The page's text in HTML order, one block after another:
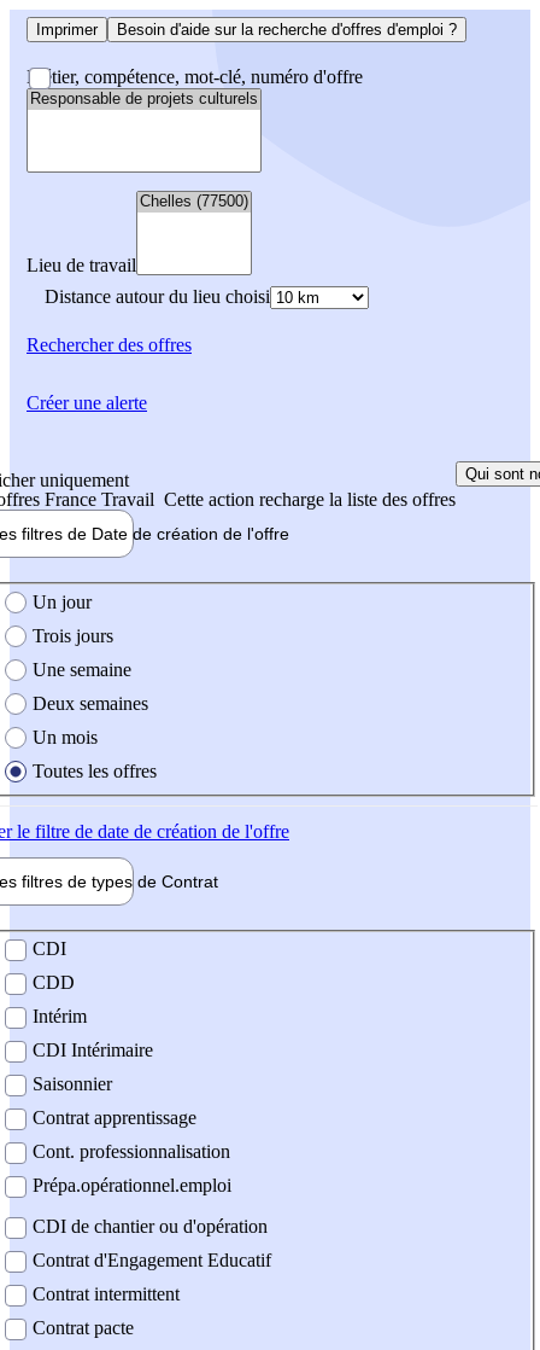
Imprimer Besoin d'aide sur la recherche d'offres d'emploi ?
Métier, compétence, mot-clé, numéro d'offre
Lieu de travail
Distance autour du lieu choisi
Rechercherdes offres
uniquement
France Travail Cette action recharge la liste des offres
Qui sont
filtres de Date de création de l'offre
création de l'offre
Un jour
Trois jours
Une semaine
Deux semaines
Un mois
Toutes les offres
le filtre de date de création de l'offre
filtres de types de Contrat
contrat
CDI
CDD
Intérim
CDI Intérimaire
Saisonnier
Contrat apprentissage
Cont. professionnalisation
Prépa.opérationnel.emploi
CDI de chantier ou d'opération
Contrat d'Engagement Educatif
Contrat intermittent
Contrat pacte
Créer une alerte